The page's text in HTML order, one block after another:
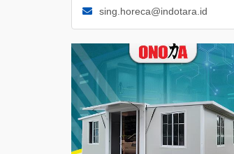
sing.horeca@indotara.id